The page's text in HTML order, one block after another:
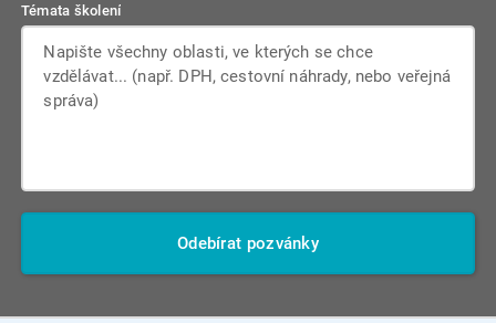
Témata školení
Odebírat pozvánky